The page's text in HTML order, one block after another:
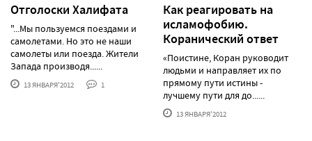
Отголоски Халифата
"...Мы пользуемся поездами и
самолетами. Но это не наши
самолеты или поезда. Жители
Запада производя......
13 ЯНВАРЯ'2012 1
Как реагировать на
исламофобию.
Коранический ответ
«Поистине, Коран руководит
людьми и направляет их по
прямому пути истины -
лучшему пути для до......
13 ЯНВАРЯ'2012